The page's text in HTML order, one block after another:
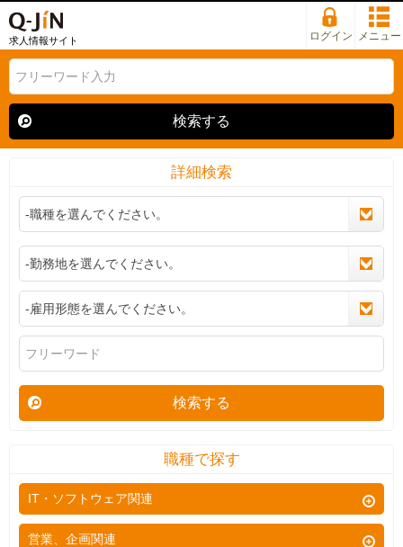
求人情報サイト ログイン メニュー
検索する
詳細検索
検索する
職種で探す
IT・ソフトウェア関連
Webプログラマー
営業、企画関連